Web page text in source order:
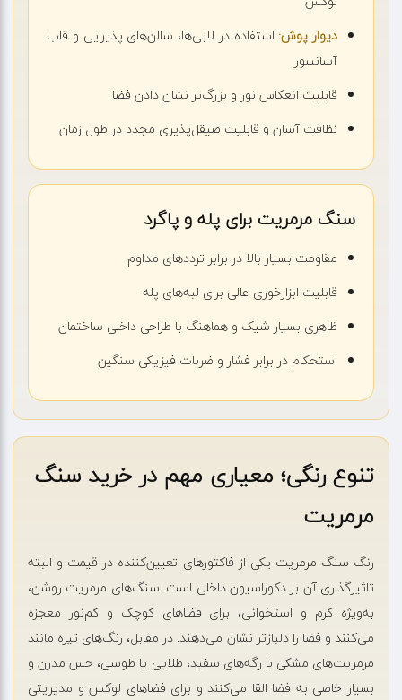
دیوار پوش: استفاده در لابی‌ها، سالن‌های پذیرایی و قاب
آسانسور
قابلیت انعکاس نور و بزرگ‌تر نشان دادن فضا
نظافت آسان و قابلیت صیقل‌پذیری مجدد در طول زمان
سنگ مرمریت برای پله و پاگرد
مقاومت بسیار بالا در برابر ترددهای مداوم
قابلیت ابزارخوری عالی برای لبه‌های پله
ظاهری بسیار شیک و هماهنگ با طراحی داخلی ساختمان
استحکام در برابر فشار و ضربات فیزیکی سنگین
تنوع رنگی؛ معیاری مهم در خرید سنگ
مرمریت
رنگ سنگ مرمریت یکی از فاکتورهای تعیین‌کننده در قیمت و البته
تاثیرگذاری آن بر دکوراسیون داخلی است. سنگ‌های مرمریت روشن،
به‌ویژه کرم و استخوانی، برای فضاهای کوچک و کم‌نور معجزه
می‌کنند و فضا را دلبازتر نشان می‌دهند. در مقابل، رنگ‌های تیره مانند
مرمریت‌های مشکی با رگه‌های سفید، طلایی یا طوسی، حس مدرن و
بسیار خاصی به فضا القا می‌کنند و برای فضاهای لوکس و مدیریتی